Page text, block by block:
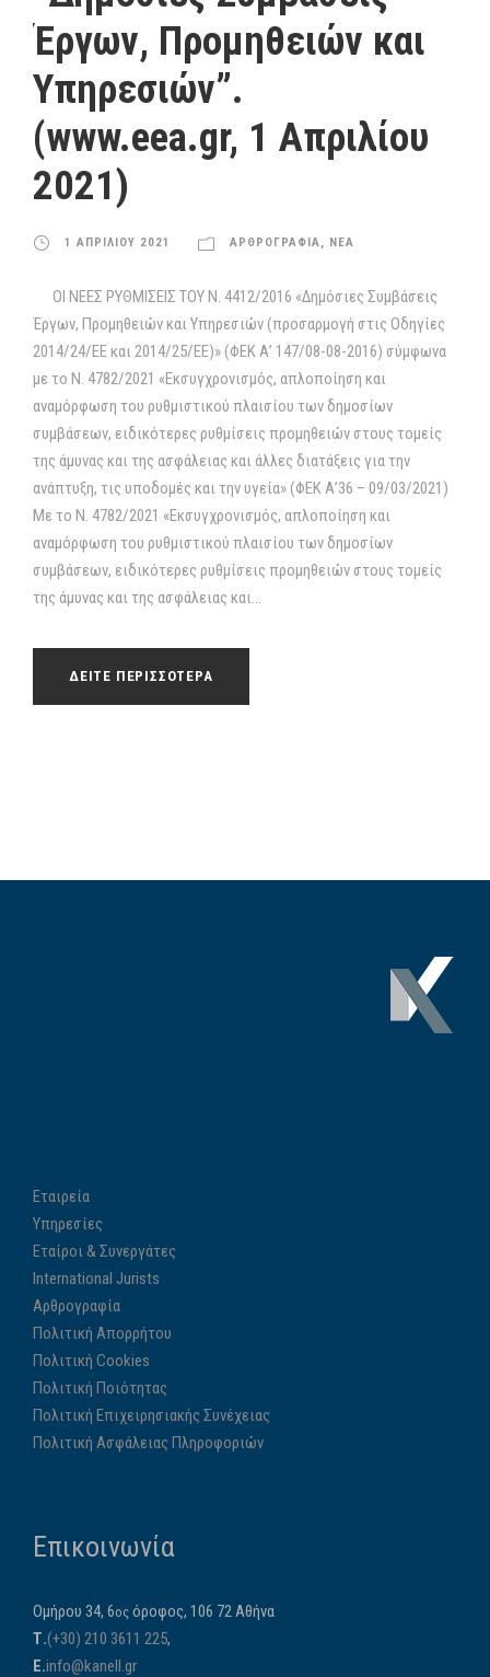
Έργων, Προμηθειών και
Υπηρεσιών”.
(www.eea.gr, 1 Απριλίου
2021)
1 ΑΠΡΙΛΙΟΥ 2021 ΑΡΘΡΟΓΡΑΦΙΑ, ΝΕΑ
ΟΙ ΝΕΕΣ ΡΥΘΜΙΣΕΙΣ ΤΟΥ Ν. 4412/2016 «Δημόσιες Συμβάσεις
Έργων, Προμηθειών και Υπηρεσιών (προσαρμογή στις Οδηγίες
2014/24/ΕΕ και 2014/25/ΕΕ)» (ΦΕΚ Α’ 147/08-08-2016) σύμφωνα
με το Ν. 4782/2021 «Εκσυγχρονισμός, απλοποίηση και
αναμόρφωση του ρυθμιστικού πλαισίου των δημοσίων
συμβάσεων, ειδικότερες ρυθμίσεις προμηθειών στους τομείς
της άμυνας και της ασφάλειας και άλλες διατάξεις για την
ανάπτυξη, τις υποδομές και την υγεία» (ΦΕΚ Α’36 – 09/03/2021)
Με το Ν. 4782/2021 «Εκσυγχρονισμός, απλοποίηση και
αναμόρφωση του ρυθμιστικού πλαισίου των δημοσίων
συμβάσεων, ειδικότερες ρυθμίσεις προμηθειών στους τομείς
της άμυνας και της ασφάλειας και...
ΔΕΙΤΕ ΠΕΡΙΣΣΟΤΕΡΑ
Εταιρεία
Υπηρεσίες
Εταίροι & Συνεργάτες
International Jurists
Αρθρογραφία
Πολιτική Απορρήτου
Πολιτική Cookies
Πολιτική Ποιότητας
Πολιτική Επιχειρησιακής Συνέχειας
Πολιτική Ασφάλειας Πληροφοριών
Επικοινωνία
Ομήρου 34, 6ος όροφος, 106 72 Αθήνα
Τ.(+30) 210 3611 225,
E.info@kanell.gr